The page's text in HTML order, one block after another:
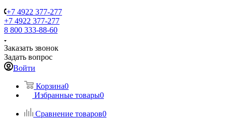
+7 4922 377-277
+7 4922 377-277
8 800 333-88-60
Заказать звонок
Задать вопрос
Войти
Корзина0
Избранные товары0
Сравнение товаров0